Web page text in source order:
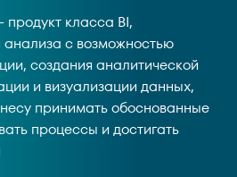
класса BI,
с возможностью
создания аналитической
и визуализации данных,
принимать обоснованные
процессы и достигать